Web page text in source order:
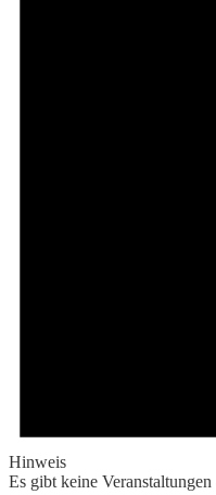
Hinweis
Es gibt keine Veranstaltungen